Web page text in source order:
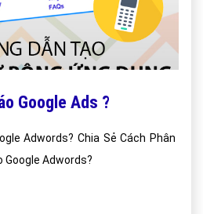
Google Ads ?
Adwords? Chia Sẻ Cách Phân
Google Adwords?